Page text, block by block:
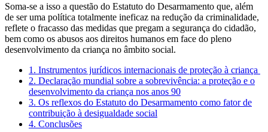
Soma-se a isso a questão do Estatuto do Desarmamento que, além
de ser uma política totalmente ineficaz na redução da criminalidade,
reflete o fracasso das medidas que pregam a segurança do cidadão,
bem como os abusos aos direitos humanos em face do pleno
desenvolvimento da criança no âmbito social.
1. Instrumentos jurídicos internacionais de proteção à criança
2. Declaração mundial sobre a sobrevivência: a proteção e o
desenvolvimento da criança nos anos 90
3. Os reflexos do Estatuto do Desarmamento como fator de
contribuição à desigualdade social
4. Conclusões